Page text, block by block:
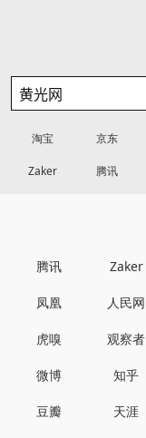
淘宝 京东
Zaker 腾讯
腾讯 Zaker
凤凰 人民网
虎嗅 观察者
微博 知乎
豆瓣 天涯